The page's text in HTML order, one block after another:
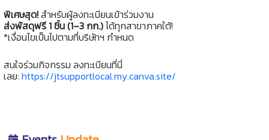
พิเศษสุด!สำหรับผู้ลงทะเบียนเข้าร่วมงาน
ส่งพัสดุฟรี 1 ชิ้น (1–3 กก.)ได้ทุกสาขาภาคใต้!
*เงื่อนไขเป็นไปตามที่บริษัทฯ กำหนด
สนใจร่วมกิจกรรม ลงทะเบียนที่นี่
เลย: https://jtsupportlocal.my.canva.site/